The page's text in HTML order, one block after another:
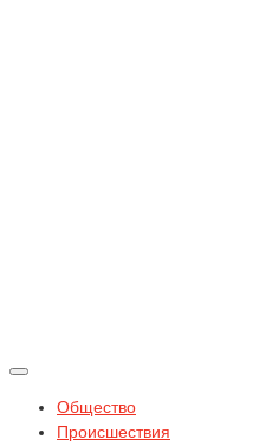
Общество
Происшествия